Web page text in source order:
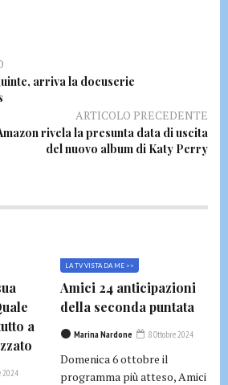
arriva la docuserie
ARTICOLO PRECEDENTE
rivela la presunta data di uscita
del nuovo album di Katy Perry
a
2024
LA TV VISTA DA ME >>
Amici 24 anticipazioni
della seconda puntata
Marina Nardone 8 Ottobre 2024
Domenica 6 ottobre il
programma più atteso, Amici